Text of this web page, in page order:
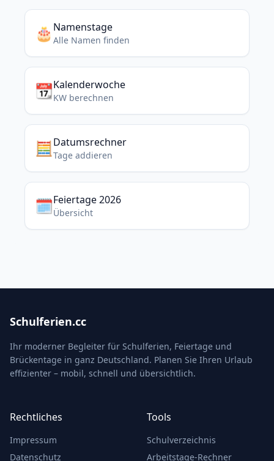
🎂 Namenstage
Alle Namen finden
📆Kalenderwoche
KW berechnen
🧮Datumsrechner
Tage addieren
🗓️Feiertage 2026
Übersicht
Schulferien.cc
Ihr moderner Begleiter für Schulferien, Feiertage und
Brückentage in ganz Deutschland. Planen Sie Ihren Urlaub
effizienter – mobil, schnell und übersichtlich.
Rechtliches
Impressum
Datenschutz
Tools
Schulverzeichnis
Arbeitstage-Rechner